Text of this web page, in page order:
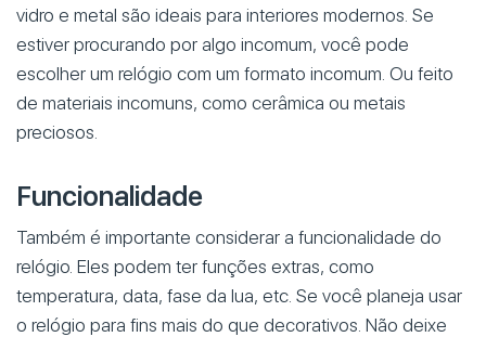
vidro e metal são ideais para interiores modernos. Se
estiver procurando por algo incomum, você pode
escolher um relógio com um formato incomum. Ou feito
de materiais incomuns, como cerâmica ou metais
preciosos.
Funcionalidade
Também é importante considerar a funcionalidade do
relógio. Eles podem ter funções extras, como
temperatura, data, fase da lua, etc. Se você planeja usar
o relógio para fins mais do que decorativos. Não deixe